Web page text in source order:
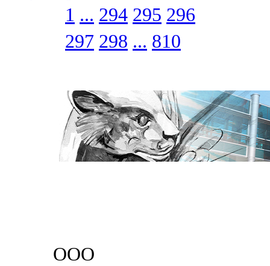
1 ... 294 295 296
297 298 ... 810
ООО